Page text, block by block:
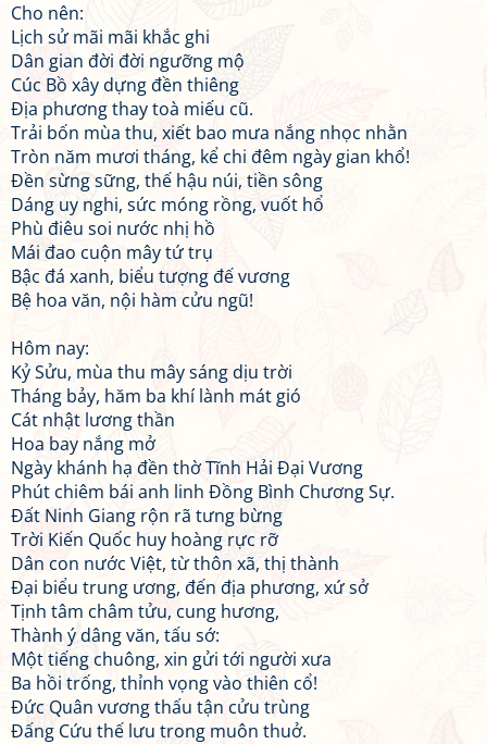
Cho nên:
Lịch sử mãi mãi khắc ghi
Dân gian đời đời ngưỡng mộ
Cúc Bồ xây dựng đền thiêng
Địa phương thay toà miếu cũ.
Trải bốn mùa thu, xiết bao mưa nắng nhọc nhằn
Tròn năm mươi tháng, kể chi đêm ngày gian khổ!
Đền sừng sững, thế hậu núi, tiền sông
Dáng uy nghi, sức móng rồng, vuốt hổ
Phù điêu soi nước nhị hồ
Mái đao cuộn mây tứ trụ
Bậc đá xanh, biểu tượng đế vương
Bệ hoa văn, nội hàm cửu ngũ!
Hôm nay:
Kỷ Sửu, mùa thu mây sáng dịu trời
Tháng bảy, hăm ba khí lành mát gió
Cát nhật lương thần
Hoa bay nắng mở
Ngày khánh hạ đền thờ Tĩnh Hải Đại Vương
Phút chiêm bái anh linh Đồng Bình Chương Sự.
Đất Ninh Giang rộn rã tưng bừng
Trời Kiến Quốc huy hoàng rực rỡ
Dân con nước Việt, từ thôn xã, thị thành
Đại biểu trung ương, đến địa phương, xứ sở
Tịnh tâm châm tửu, cung hương,
Thành ý dâng văn, tấu sớ:
Một tiếng chuông, xin gửi tới người xưa
Ba hồi trống, thỉnh vọng vào thiên cổ!
Đức Quân vương thấu tận cửu trùng
Đấng Cứu thế lưu trong muôn thuở.